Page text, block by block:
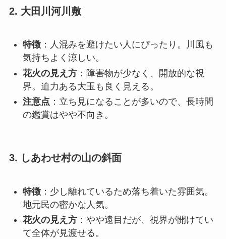
2. 大田川河川敷
特徴：人混みを避けたい人にぴったり。川風も
気持ちよく涼しい。
花火の見え方：障害物が少なく、開放的な視
界。迫力ある大玉も良く見える。
注意点 ：立ち見になることが多いので、長時間
の鑑賞はやや不向き 。
3. しあわせ村の山の斜面
特徴：少し離れているため落ち着いた雰囲気。
地元民の密かな人気。
花火の見え方：やや遠目だが、視界が開けてい
て全体が見渡せる。